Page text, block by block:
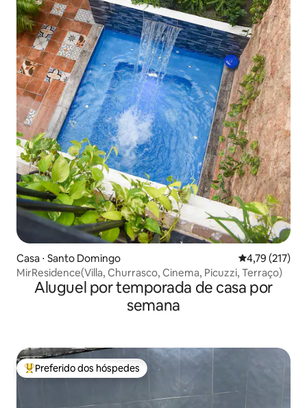
Casa ⋅ Santo Domingo 4,79 de uma
4,79 (217)
MirResidence(Villa, Churrasco, Cinema, Picuzzi, Terraço)
Aluguel por temporada de casa por
semana
Entre os melhores preferidos dos hóspedes
Preferido dos hóspedes